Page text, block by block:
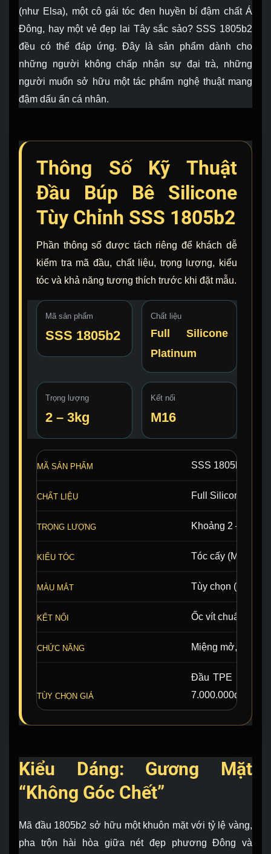
(như Elsa), một cô gái tóc đen huyền bí đậm chất Á
Đông, hay một vẻ đẹp lai Tây sắc sảo? SSS 1805b2
đều có thể đáp ứng. Đây là sản phẩm dành cho
những người không chấp nhận sự đại trà, những
người muốn sở hữu một tác phẩm nghệ thuật mang
đậm dấu ấn cá nhân.
Thông Số Kỹ Thuật
Đầu Búp Bê Silicone
Tùy Chỉnh SSS 1805b2
Phần thông số được tách riêng để khách dễ
kiểm tra mã đầu, chất liệu, trọng lượng, kiểu
tóc và khả năng tương thích trước khi đặt mẫu.
Mã sản phẩm
SSS 1805b2
Chất liệu
Full Silicone
Platinum
Trọng lượng
2 – 3kg
Kết nối
M16
MÃ SẢN PHẨM SSS 1805b2
CHẤT LIỆU Full Silicone
TRỌNG LƯỢNG Khoảng 2 – 3 kg
KIỂU TÓC Tóc cấy (Màu
MÀU MẮT Tùy chọn (Xanh,
KẾT NỐI Ốc vít chuẩn M16
CHỨC NĂNG Miệng mở, tai xỏ
TÙY CHỌN GIÁ
Đầu TPE
7.000.000đ ·
Kiểu Dáng: Gương Mặt
“Không Góc Chết”
Mã đầu 1805b2 sở hữu một khuôn mặt với tỷ lệ vàng,
pha trộn hài hòa giữa nét đẹp phương Đông và